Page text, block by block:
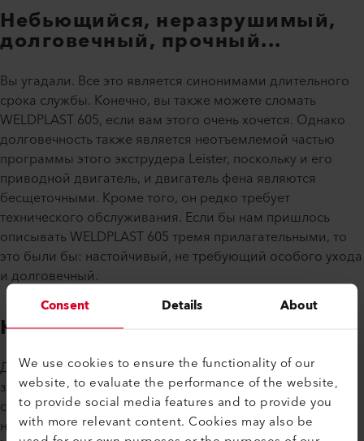
Consent Details About
We use cookies to ensure the functionality of our
website, to evaluate the performance of the website,
to provide social media features and to provide you
with more relevant content. Cookies may also be
Небьющийся, неразрушимый,
долговечный, прочный...
Вы угадали. Все это является синонимами длительного
срока службы. Конечно, вы также можете сломать
WELDPLAST 605, если вам этого очень хочется. Однако
долговечность также является неотъемлемой частью
программы этого экструдера Leister, поскольку и его
приводной двигатель, и двигатель фена являются
бесщеточными. Кроме того, он редко требует
технического обслуживания. Если бы нам пришлось
описывать WELDPLAST 605 тремя прилагательными, то
это были бы: настойчивый, не требующий особого ухода
и долговечный.
Конкуренция за Венеру
Для всех неастрологов среди вас: Венера - вечерняя
звезда и самая яркая на ночном небе. Представьте себе
сварку геомембран в регионах, где днем очень жарко, а
ночью люто холодно. Например, в казахской степи.